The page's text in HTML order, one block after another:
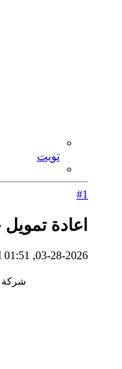
تويت
#1
اعادة
03-28-2026, 01:51 AM
شركة